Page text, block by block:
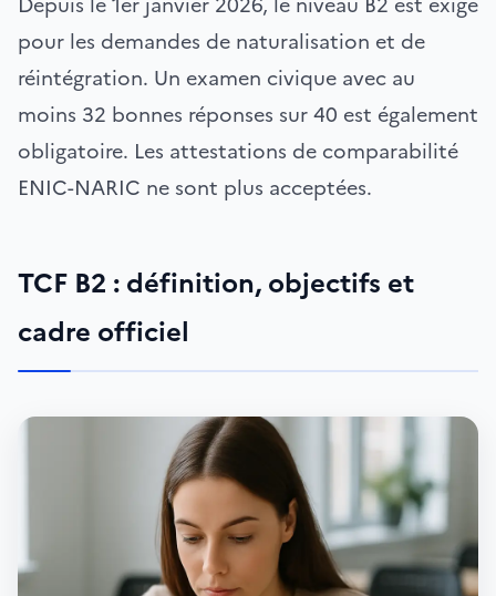
pour les demandes de naturalisation et de
réintégration. Un examen civique avec au
moins 32 bonnes réponses sur 40 est également
obligatoire. Les attestations de comparabilité
ENIC-NARIC ne sont plus acceptées.
TCF B2 : définition, objectifs et
cadre officiel